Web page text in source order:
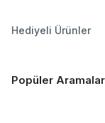
Hediyeli Ürünler
Popüler Aramalar